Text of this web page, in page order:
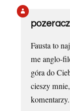
pozeracz
Fausta to
me anglo-
góra do
cieszy